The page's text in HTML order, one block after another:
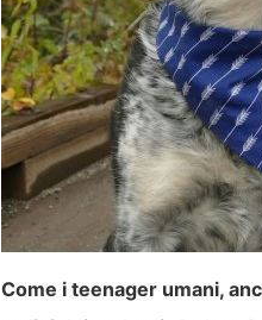
Come i teenager umani,